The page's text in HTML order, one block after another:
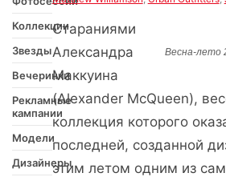
Коллекции
Звезды
Вечеринки
Рекламные
кампании
Модели
Дизайнеры
Весна-лето
Стараниями
Александра
Маккуина
(Alexander McQueen),
коллекция которого
последней, созданной
этим летом одним из